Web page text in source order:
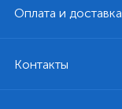
Оплата и доставка
Контакты